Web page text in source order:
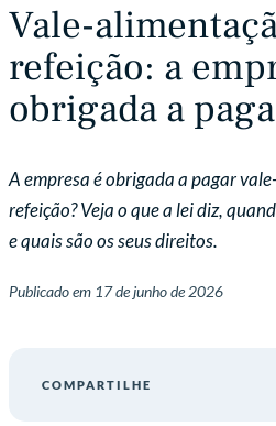
Vale-
refeição: a
obrigada a
A empresa é obrigada a pagar
refeição? Veja o que a lei diz,
e quais são os seus direitos.
Publicado em 17 de junho de 2026
COMPARTILHE